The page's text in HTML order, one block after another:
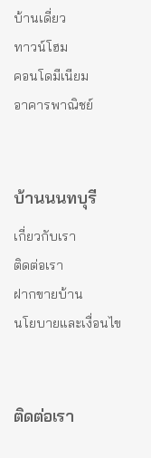
บ้านเดี่ยว
ทาวน์โฮม
คอนโดมีเนียม
อาคารพาณิชย์
บ้านนนทบุรี
เกี่ยวกับเรา
ติดต่อเรา
ฝากขายบ้าน
นโยบายและเงื่อนไข
ติดต่อเรา